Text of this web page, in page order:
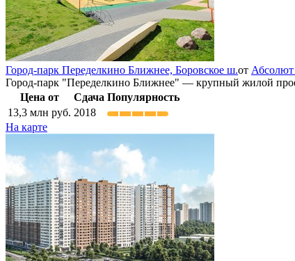
Город-парк Переделкино Ближнее, Боровское ш.от
Город-парк "Переделкино Ближнее" — крупный жилой
Цена от
Сдача Популярность
13,3 млн руб. 2018
На карте